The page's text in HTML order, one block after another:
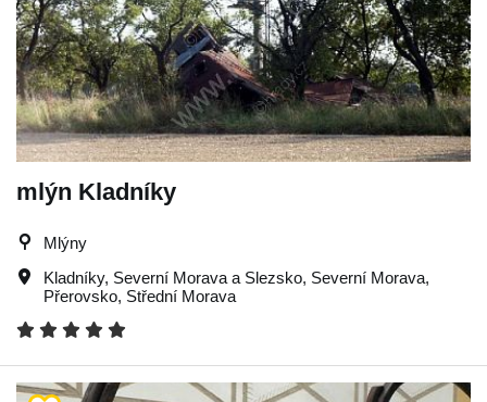
mlýn Kladníky
Mlýny
Kladníky, Severní Morava a Slezsko, Severní Morava,
Přerovsko, Střední Morava